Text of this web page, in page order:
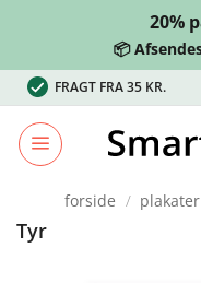
20%
📦
Fortsæt
til
indhold
FRAGT FRA 35 KR.
forside / plakater
Tyr